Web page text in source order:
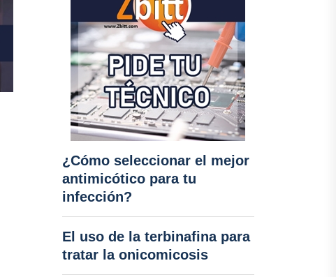
¿Cómo seleccionar el mejor
antimicótico para tu
infección?
El uso de la terbinafina para
tratar la onicomicosis